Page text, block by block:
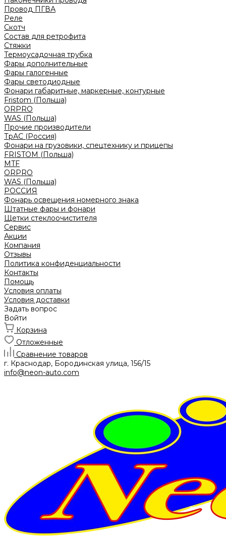
Провод ПГВА
Реле
Скотч
Состав для ретрофита
Стяжки
Термоусадочная трубка
Фары дополнительные
Фары галогенные
Фары светодиодные
Фонари габаритные, маркерные, контурные
Fristom (Польша)
ORPRO
WAS (Польша)
Прочие производители
ТрАС (Россия)
Фонари на грузовики, спецтехнику и прицепы
FRISTOM (Польша)
MTF
ORPRO
WAS (Польша)
РОССИЯ
Фонарь освещения номерного знака
Штатные фары и фонари
Щетки стеклоочистителя
Сервис
Акции
Компания
Отзывы
Политика конфиденциальности
Контакты
Помощь
Условия оплаты
Условия доставки
Задать вопрос
Войти
Корзина
Отложенные
Сравнение товаров
г. Краснодар, Бородинская улица, 156/15
info@neon-auto.com